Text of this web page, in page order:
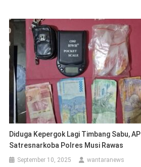
Diduga Kepergok Lagi Timbang Sabu,
Satresnarkoba Polres Musi Rawas
September 10, 2025 wantaranews